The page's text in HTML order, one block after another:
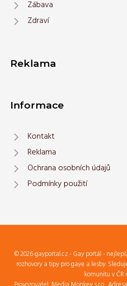
Zábava
Zdraví
Reklama
Informace
Kontakt
Reklama
Ochrana osobních údajů
Podmínky použití
© 2026 gayportal.cz - Gay portál -
rozhovory a tipy pro gaye a lesby.
komunitu v ČR